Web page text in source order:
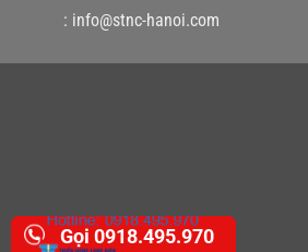
Gọi 0918.495.970
: info@stnc-hanoi.com